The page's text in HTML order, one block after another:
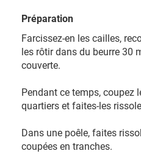
Préparation
Farcissez-en les cailles,
les rôtir dans du beurre 30
couverte.
Pendant ce temps, coupez
quartiers et faites-les
Dans une poêle, faites
coupées en tranches.